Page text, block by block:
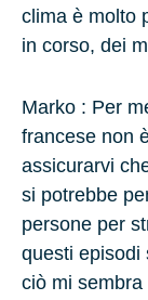
clima è molto
in corso, dei
Marko : Per
francese non
assicurarvi
si potrebbe
persone per
questi episodi
ciò mi